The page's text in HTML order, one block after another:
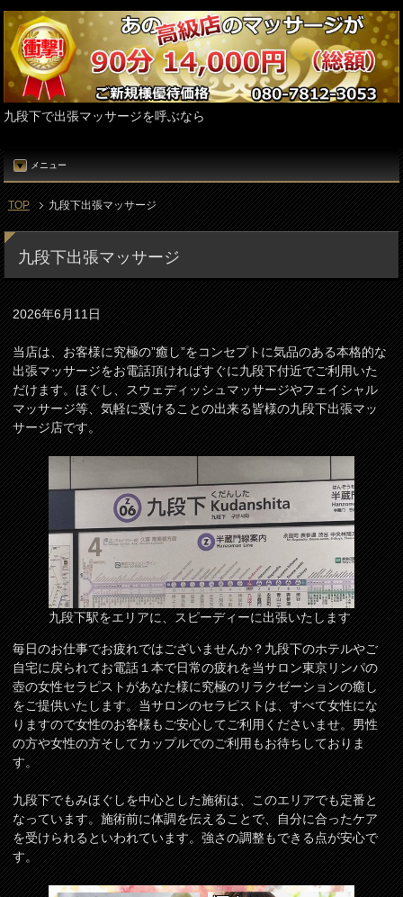
九段下で出張マッサージを呼ぶなら
メニュー
TOP 九段下出張マッサージ
九段下出張マッサージ
2026年6月11日
当店は、お客様に究極の”癒し”をコンセプトに気品のある本格的な
出張マッサージをお電話頂ければすぐに九段下付近でご利用いた
だけます。ほぐし、スウェディッシュマッサージやフェイシャル
マッサージ等、気軽に受けることの出来る皆様の九段下出張マッ
サージ店です。
九段下駅をエリアに、スピーディーに出張いたします
毎日のお仕事でお疲れではございませんか？九段下のホテルやご
自宅に戻られてお電話１本で日常の疲れを当サロン東京リンパの
壺の女性セラピストがあなた様に究極のリラクゼーションの癒し
をご提供いたします。当サロンのセラピストは、すべて女性にな
りますので女性のお客様もご安心してご利用くださいませ。男性
の方や女性の方そしてカップルでのご利用もお待ちしておりま
す。
九段下でもみほぐしを中心とした施術は、このエリアでも定番と
なっています。施術前に体調を伝えることで、自分に合ったケア
を受けられるといわれています。強さの調整もできる点が安心で
す。